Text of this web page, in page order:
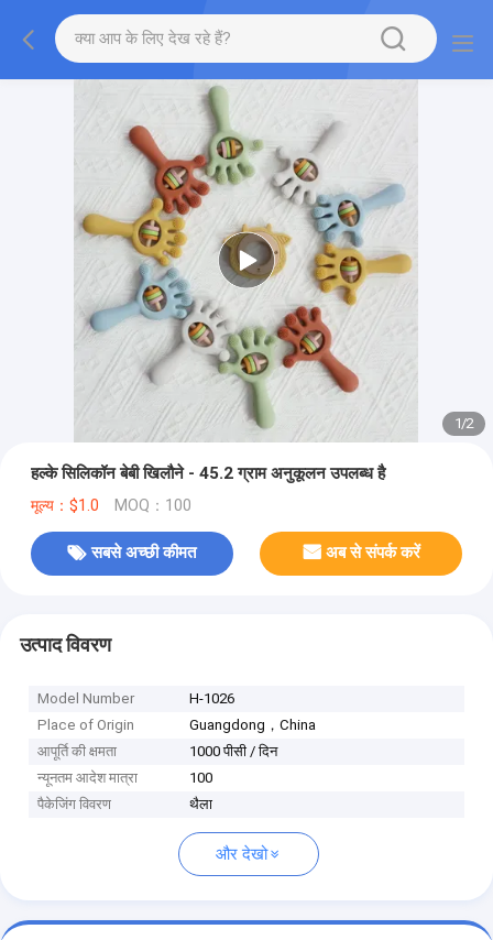
1/2
हल्के सिलिकॉन बेबी खिलौने - 45.2 ग्राम अनुकूलन उपलब्ध है
मूल्य：$1.0 MOQ：100
सबसे अच्छी कीमत अब से संपर्क करें
उत्पाद विवरण
Model Number
H-1026
Place of Origin
Guangdong，China
आपूर्ति की क्षमता
1000 पीसी / दिन
न्यूनतम आदेश मात्रा
100
पैकेजिंग विवरण
थैला
और देखो